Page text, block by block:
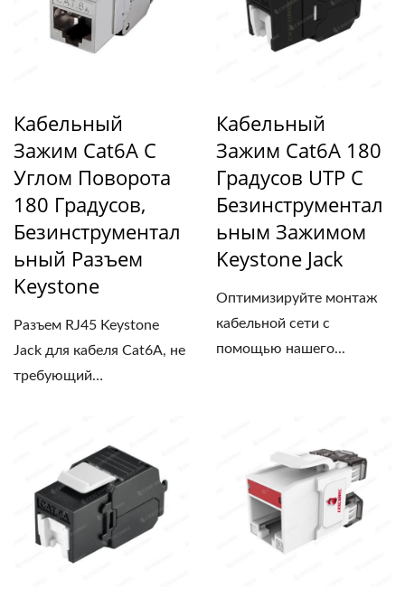
Кабельный
Зажим Cat6A С
Углом Поворота
180 Градусов,
Безинструментал
Ьный Разъем
Keystone
Разъем RJ45 Keystone
Jack для кабеля Cat6A, не
требующий
Кабельный
Зажим Cat6A 180
Градусов UTP С
Безинструментал
Ьным Зажимом
Keystone Jack
Оптимизируйте монтаж
кабельной сети с
помощью нашего...